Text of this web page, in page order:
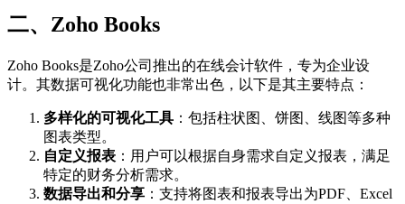
二、Zoho Books
Zoho Books是Zoho公司推出的在线会计软件，专为企业设
计。其数据可视化功能也非常出色，以下是其主要特点：
多样化的可视化工具 ：包括柱状图、饼图、线图等多种
图表类型。
自定义报表 ：用户可以根据自身需求自定义报表，满足
特定的财务分析需求。
数据导出和分享 ：支持将图表和报表导出为PDF、Excel